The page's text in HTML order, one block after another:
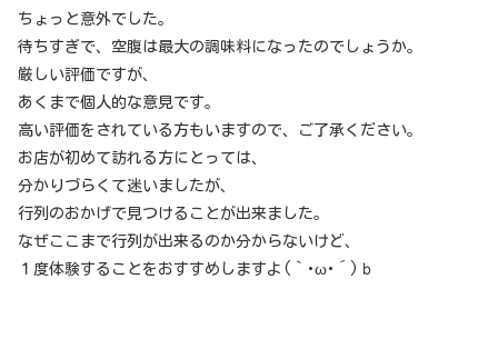
ちょっと意外でした。
待ちすぎで、空腹は最大の調味料になったのでしょうか。
厳しい評価ですが、
あくまで個人的な意見です。
高い評価をされている方もいますので、ご了承ください。
お店が初めて訪れる方にとっては、
分かりづらくて迷いましたが、
行列のおかげで見つけることが出来ました。
なぜここまで行列が出来るのか分からないけど、
１度体験することをおすすめしますよ(｀･ω･´)ｂ